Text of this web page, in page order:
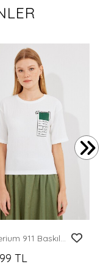
Merterium 911 Baskılı Örme Basic Tişört - Yeşil
TL